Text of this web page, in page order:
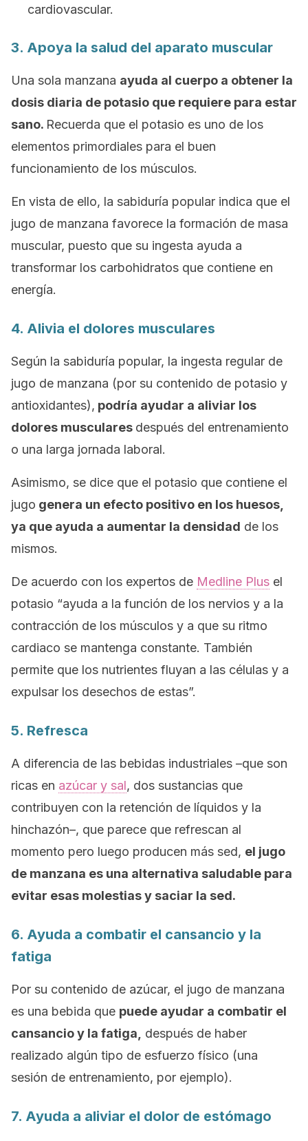
cardiovascular.
3. Apoya la salud del aparato muscular
Una sola manzana ayuda al cuerpo a obtener la
dosis diaria de potasio que requiere para estar
sano. Recuerda que el potasio es uno de los
elementos primordiales para el buen
funcionamiento de los músculos.
En vista de ello, la sabiduría popular indica que el
jugo de manzana favorece la formación de masa
muscular, puesto que su ingesta ayuda a
transformar los carbohidratos que contiene en
energía.
4. Alivia el dolores musculares
Según la sabiduría popular, la ingesta regular de
jugo de manzana (por su contenido de potasio y
antioxidantes), podría ayudar a aliviar los
dolores musculares después del entrenamiento
o una larga jornada laboral.
Asimismo, se dice que el potasio que contiene el
jugo genera un efecto positivo en los huesos,
ya que ayuda a aumentar la densidad de los
mismos.
De acuerdo con los expertos de Medline Plus el
potasio “ayuda a la función de los nervios y a la
contracción de los músculos y a que su ritmo
cardiaco se mantenga constante. También
permite que los nutrientes fluyan a las células y a
expulsar los desechos de estas”.
5. Refresca
A diferencia de las bebidas industriales –que son
ricas en azúcar y sal, dos sustancias que
contribuyen con la retención de líquidos y la
hinchazón–, que parece que refrescan al
momento pero luego producen más sed, el jugo
de manzana es una alternativa saludable para
evitar esas molestias y saciar la sed.
6. Ayuda a combatir el cansancio y la
fatiga
Por su contenido de azúcar, el jugo de manzana
es una bebida que puede ayudar a combatir el
cansancio y la fatiga,
después de haber
realizado algún tipo de esfuerzo físico (una
sesión de entrenamiento, por ejemplo).
7. Ayuda a aliviar el dolor de estómago